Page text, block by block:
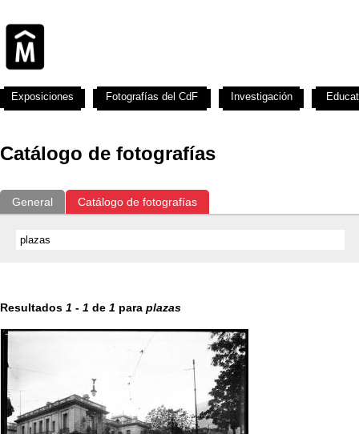
Catálogo de fotografías
General Catálogo de fotografías
Resultados 1 - 1 de 1 para plazas
Exposiciones Fotografías del CdF Investigación